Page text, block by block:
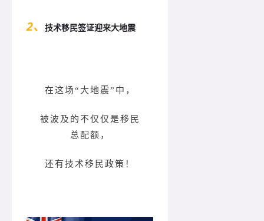
2、 技术移民签证迎来大地震
在这场“大地震”中，
被波及的不仅仅是移民
总配额，
还有技术移民政策！